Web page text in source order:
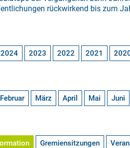
rückwirkend bis zum
2024 2023 2022 2021
Februar März April Mai Juni
Gremiensitzungen